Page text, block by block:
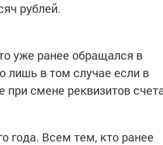
рублей.
уже ранее обращался в
лишь в том случае если в
при смене реквизитов
года. Всем тем, кто ранее